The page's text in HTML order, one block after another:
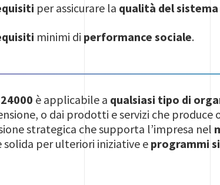
per assicurare la qualità del
minimi di performance sociale.
24000 è applicabile a qualsiasi tipo di
o dai prodotti e servizi che produce
strategica che supporta l’impresa nel
solida per ulteriori iniziative e programmi